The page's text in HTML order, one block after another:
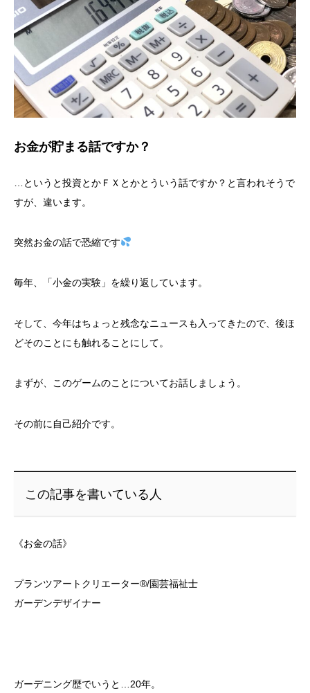
お金が貯まる話ですか？
…というと投資とかＦＸとかとういう話ですか？と言われそうで
すが、違います。
突然お金の話で恐縮です
毎年、「小金の実験」を繰り返しています。
そして、今年はちょっと残念なニュースも入ってきたので、後ほ
どそのことにも触れることにして。
まずが、このゲームのことについてお話しましょう。
その前に自己紹介です。
この記事を書いている人
《お金の話》
プランツアートクリエーター®/園芸福祉士
ガーデンデザイナー
ガーデニング歴でいうと…20年。